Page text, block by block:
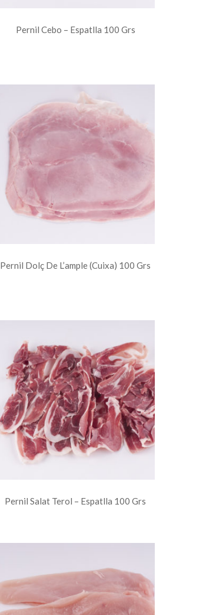
Pernil Cebo – Espatlla 100 Grs
Pernil Dolç De L’ample (cuixa) 100 Grs
Pernil Salat Terol – Espatlla 100 Grs